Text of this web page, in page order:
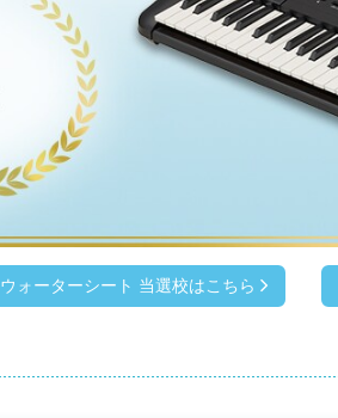
ウォーターシート 当選校はこちら